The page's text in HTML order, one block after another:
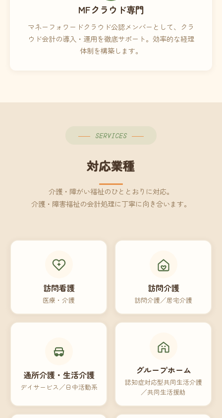
MFクラウド専門
マネーフォワードクラウド公認メンバーとして、クラ
ウド会計の導入・運用を徹底サポート。効率的な経理
体制を構築します。
SERVICES
対応業種
介護・障がい福祉のひととおりに対応。
介護・障害福祉の会計処理に丁寧に向き合います。
訪問看護
医療・介護
訪問介護
訪問介護／居宅介護
通所介護・生活介護
デイサービス／日中活動系
グループホーム
認知症対応型共同生活介護
／共同生活援助